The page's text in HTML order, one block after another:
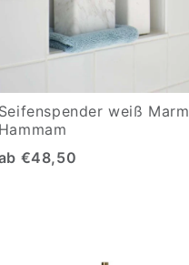
Seifenspender weiß
Hammam
€48,50